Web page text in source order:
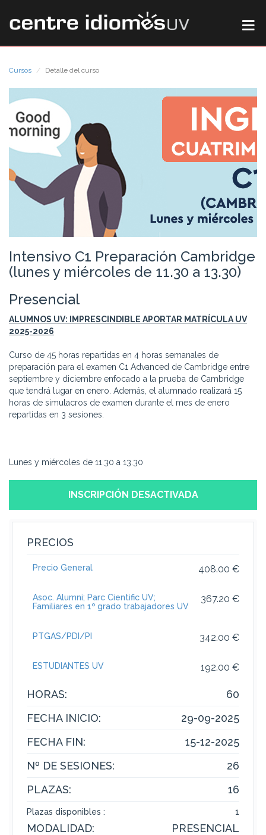
Cursos Detalle del curso
Intensivo C1 Preparación Cambridge
(lunes y miércoles de 11.30 a 13.30)
Presencial
ALUMNOS UV: IMPRESCINDIBLE APORTAR MATRÍCULA UV
2025-2026
Curso de 45 horas repartidas en 4 horas semanales de
preparación para el examen C1 Advanced de Cambridge entre
septiembre y diciembre enfocado a la prueba de Cambridge
que tendrá lugar en enero. Además, el alumnado realizará 15
horas de simulacros de examen durante el mes de enero
repartidas en 3 sesiones.
Lunes y miércoles de 11.30 a 13.30
INSCRIPCIÓN DESACTIVADA
PRECIOS
408.00 €
Precio General
367.20 €
Asoc. Alumni; Parc Cientific UV;
Familiares en 1º grado trabajadores UV
342.00 €
PTGAS/PDI/PI
192.00 €
ESTUDIANTES UV
HORAS:
60
FECHA INICIO:
29-09-2025
FECHA FIN:
15-12-2025
Nº DE SESIONES:
26
PLAZAS:
16
Plazas disponibles : 1
MODALIDAD:
PRESENCIAL